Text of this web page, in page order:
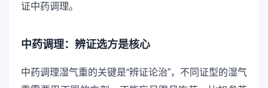
证中药调理。
中药调理：辨证选方是核心
中药调理湿气重的关键是“辨证论治”，不同证型的湿气